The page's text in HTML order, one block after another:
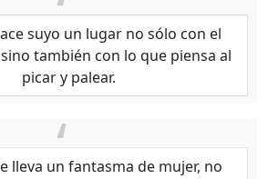
suyo un lugar no sólo con el
también con lo que piensa al
picar y palear.
lleva un fantasma de mujer, no